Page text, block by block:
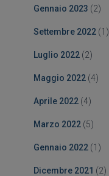
Gennaio 2023 (2)
Settembre 2022 (1)
Luglio 2022 (2)
Maggio 2022 (4)
Aprile 2022 (4)
Marzo 2022 (5)
Gennaio 2022 (1)
Dicembre 2021 (2)